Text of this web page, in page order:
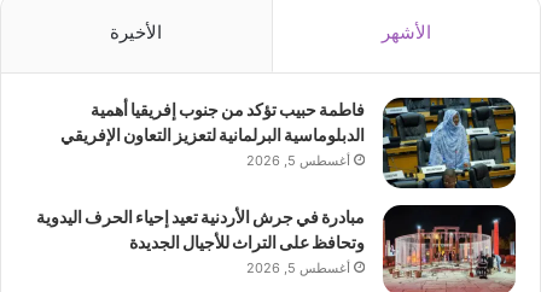
الأشهر الأخيرة
فاطمة حبيب تؤكد من جنوب إفريقيا أهمية
الدبلوماسية البرلمانية لتعزيز التعاون الإفريقي
أغسطس 5, 2026
مبادرة في جرش الأردنية تعيد إحياء الحرف اليدوية
وتحافظ على التراث للأجيال الجديدة
أغسطس 5, 2026